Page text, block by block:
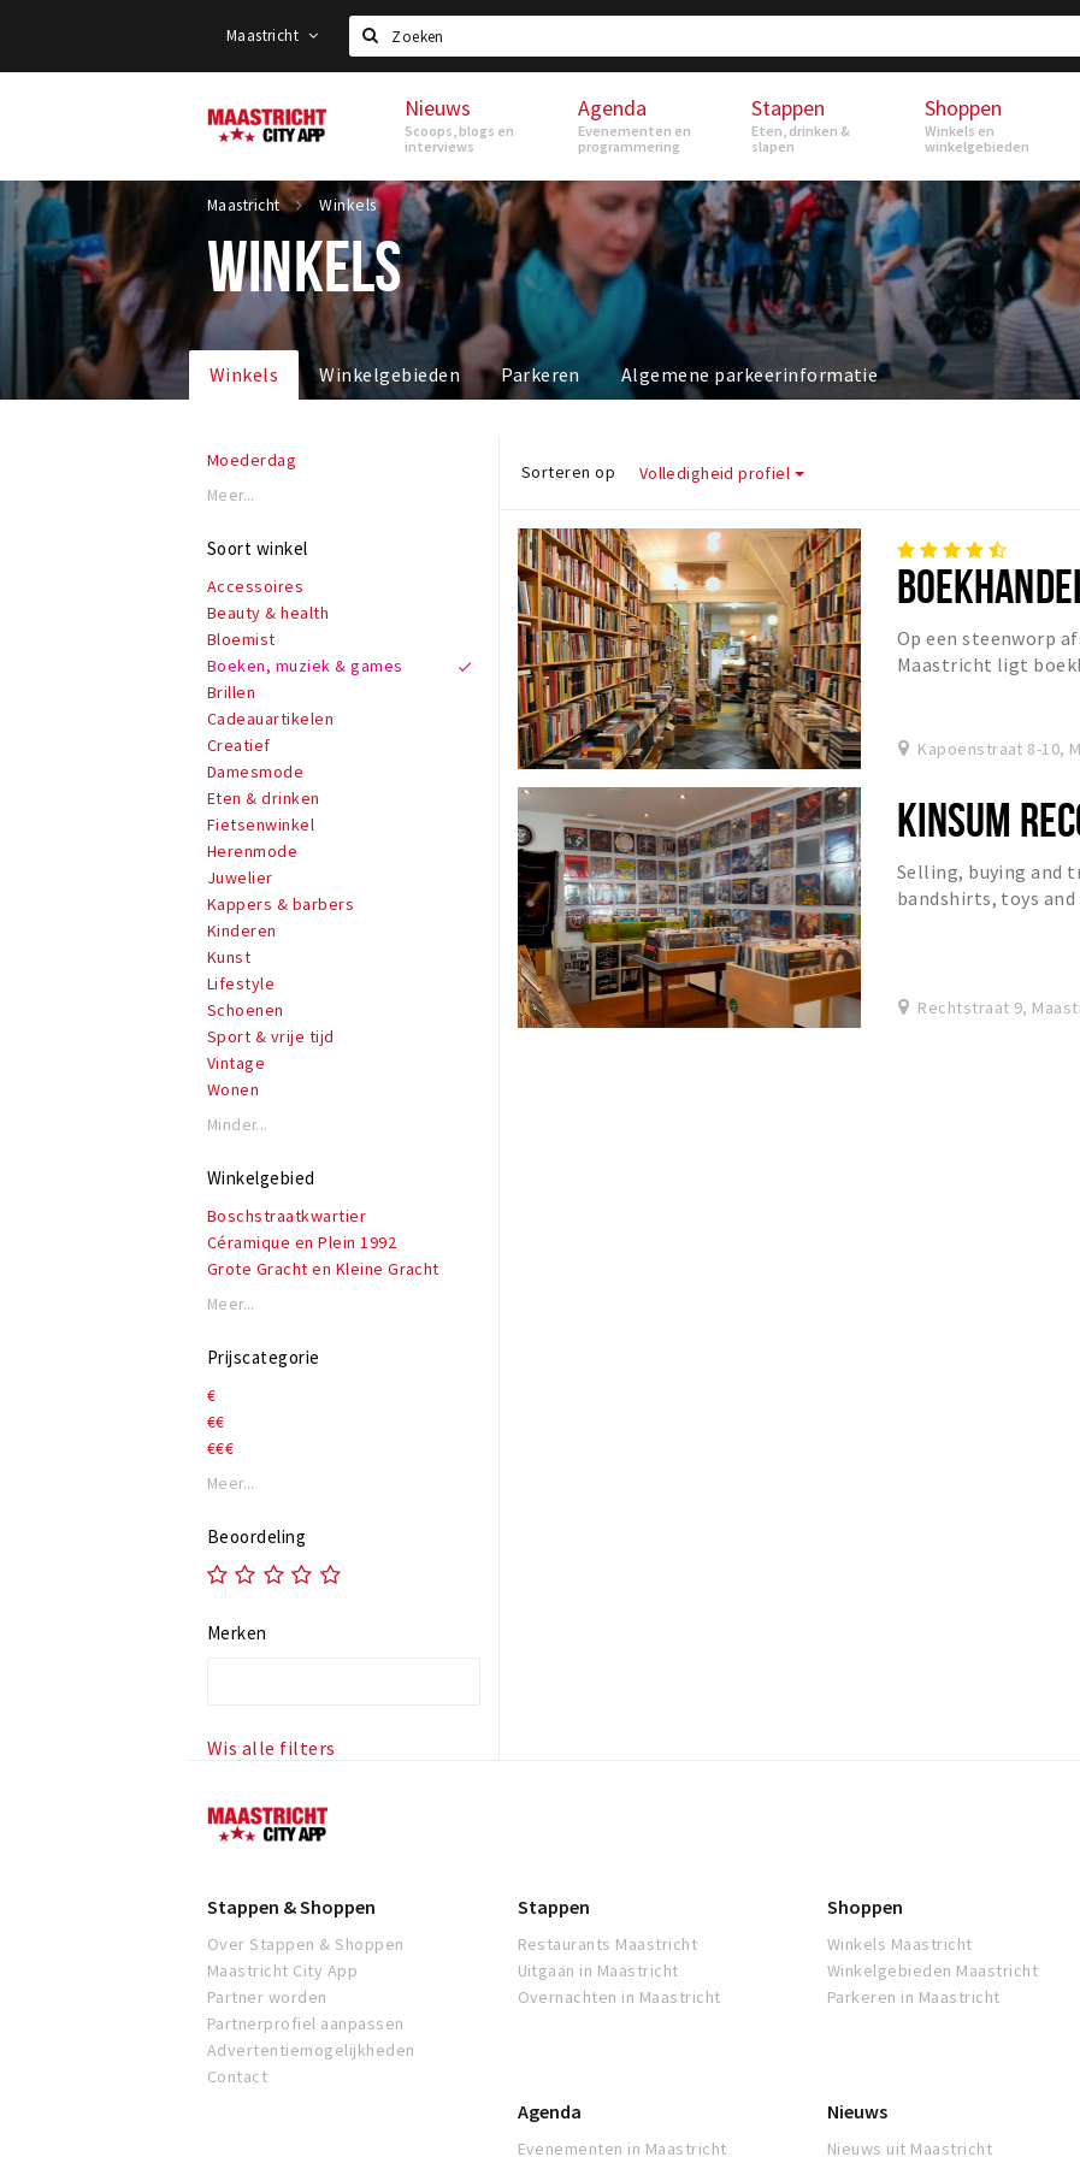
Maastricht
Zoeken
Maastricht Nieuws
Scoops, blogs en
interviews
Agenda
Evenementen en
programmering
Stappen
Eten, drinken &
slapen
Shoppen
Winkels en
winkelgebieden
Maastricht Winkels
WINKELS
Winkels Winkelgebieden Parkeren Algemene parkeerinformatie
Moederdag
Meer...
Soort winkel
Accessoires
Beauty & health
Bloemist
Boeken, muziek & games
Brillen
Cadeauartikelen
Creatief
Damesmode
Eten & drinken
Fietsenwinkel
Herenmode
Juwelier
Kappers & barbers
Kinderen
Kunst
Lifestyle
Schoenen
Sport & vrije tijd
Vintage
Wonen
Minder...
Winkelgebied
Boschstraatkwartier
Céramique en Plein 1992
Grote Gracht en Kleine Gracht
Jekerkwartier
Muntstraat
Kommelkwartier
Maasboulevard en Kesselskade
Markt
Mosae Forum
Onze Lieve Vrouweplein
Stokstraatkwartier
Vrijthof
Wyck
Meer...
Prijscategorie
€
€€
€€€
Meer...
Beoordeling
Merken
Wis alle filters
Sorteren op Volledigheid profiel
Op een steenworp
Maastricht ligt
Kapoenstraat 8-10,
KINSUM
Selling, buying and
bandshirts, toys and
Rechtstraat 9,
Maastricht
Stappen & Shoppen
Over Stappen & Shoppen
Maastricht City App
Partner worden
Partnerprofiel aanpassen
Advertentiemogelijkheden
Contact
Stappen
Restaurants Maastricht
Uitgaan in Maastricht
Overnachten in Maastricht
Shoppen
Winkels Maastricht
Winkelgebieden Maastricht
Parkeren in Maastricht
Agenda
Evenementen in Maastricht
Nieuws
Nieuws uit Maastricht